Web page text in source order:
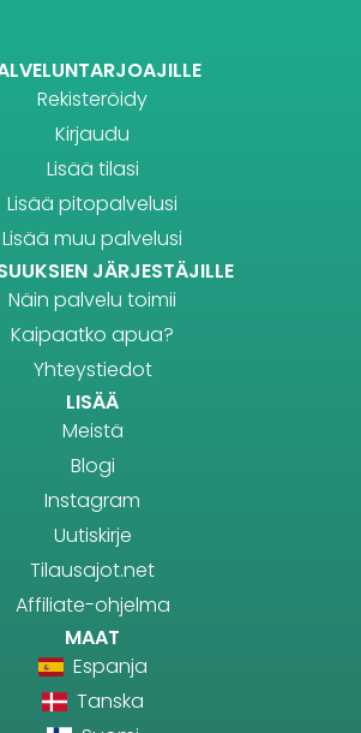
Rekisteröidy
Kirjaudu
Lisää tilasi
Lisää pitopalvelusi
Lisää muu palvelusi
JÄRJESTÄJILLE
Näin palvelu toimii
Kaipaatko apua?
Yhteystiedot
LISÄÄ
Meistä
Blogi
Instagram
Uutiskirje
Tilausajot.net
Affiliate-ohjelma
MAAT
Espanja
Tanska